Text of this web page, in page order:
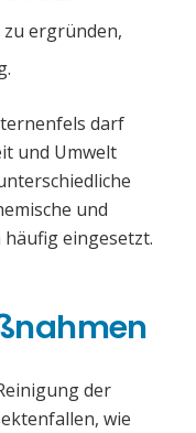
ergründen,
darf
und Umwelt
und
eingesetzt.
der
wie